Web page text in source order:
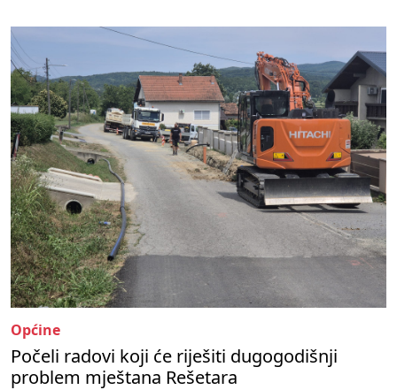
Općine
Počeli radovi koji će riješiti dugogodišnji
problem mještana Rešetara